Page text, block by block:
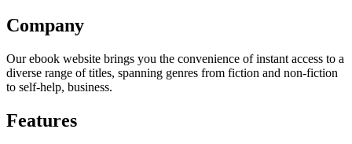
Company
Our ebook website brings you the convenience of instant access to a
diverse range of titles, spanning genres from fiction and non-fiction
to self-help, business.
Features